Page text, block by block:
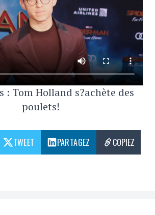
: Tom Holland s?achète des
poulets!
TWEET PARTAGEZ COPIEZ